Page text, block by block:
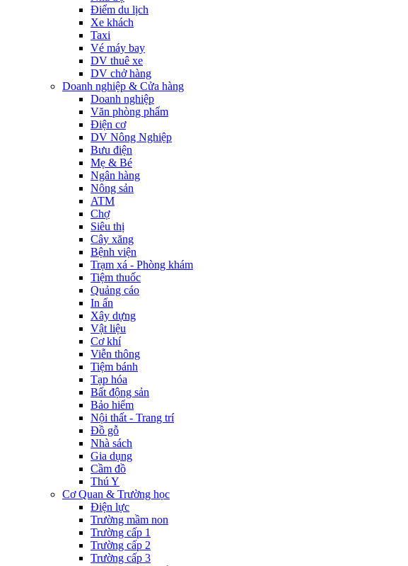
Điểm du lịch
Xe khách
Taxi
Vé máy bay
DV thuê xe
DV chở hàng
Doanh nghiệp & Cửa hàng
Doanh nghiệp
Văn phòng phẩm
Điện cơ
DV Nông Nghiệp
Bưu điện
Mẹ & Bé
Ngân hàng
Nông sản
ATM
Chợ
Siêu thị
Cây xăng
Bệnh viện
Trạm xá - Phòng khám
Tiệm thuốc
Quảng cáo
In ấn
Xây dựng
Vật liệu
Cơ khí
Viễn thông
Tiệm bánh
Tạp hóa
Bất động sản
Bảo hiểm
Nội thất - Trang trí
Đồ gỗ
Nhà sách
Gia dụng
Cầm đồ
Thú Y
Cơ Quan & Trường học
Điện lực
Trường mầm non
Trường cấp 1
Trường cấp 2
Trường cấp 3